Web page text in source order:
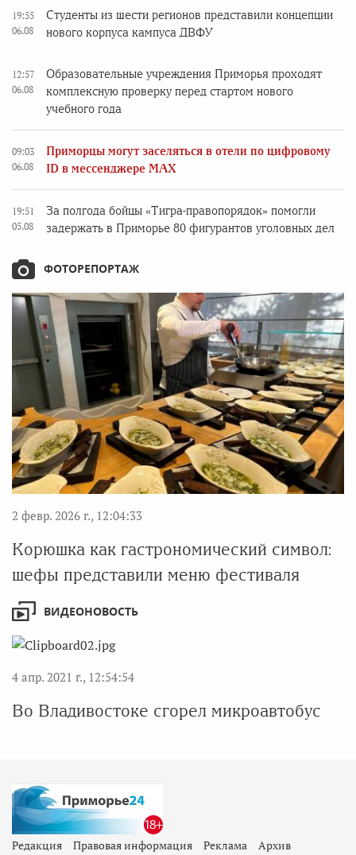
19:55
06.08
Студенты из шести регионов представили концепции
нового корпуса кампуса ДВФУ
12:57
06.08
Образовательные учреждения Приморья проходят
комплексную проверку перед стартом нового
учебного года
09:03
06.08
Приморцы могут заселяться в отели по цифровому
ID в мессенджере MAX
19:51
05.08
За полгода бойцы «Тигра-правопорядок» помогли
задержать в Приморье 80 фигурантов уголовных дел
ФОТОРЕПОРТАЖ
2 февр. 2026 г., 12:04:33
Корюшка как гастрономический символ:
шефы представили меню фестиваля
ВИДЕОНОВОСТЬ
4 апр. 2021 г., 12:54:54
Во Владивостоке сгорел микроавтобус
Редакция Правовая информация Реклама Архив